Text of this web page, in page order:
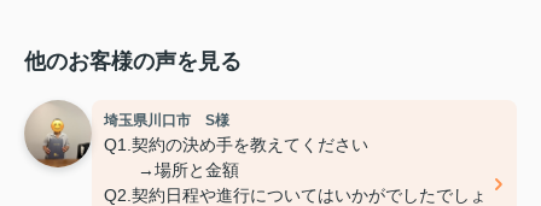
他のお客様の声を見る
埼玉県川口市 S様
Q1.契約の決め手を教えてください
→場所と金額
Q2.契約日程や進行についてはいかがでしたでしょ